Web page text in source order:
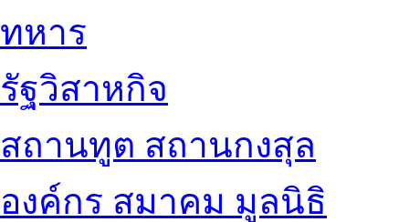
ทหาร
รัฐวิสาหกิจ
สถานทูต สถานกงสุล
องค์กร สมาคม มูลนิธิ